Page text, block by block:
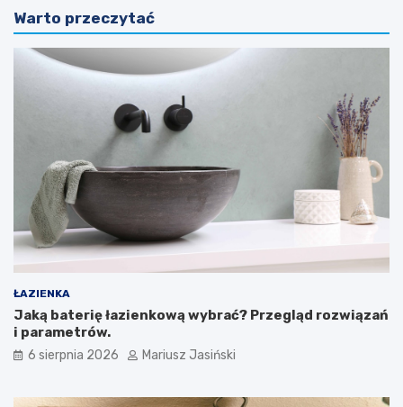
Warto przeczytać
ŁAZIENKA
Jaką baterię łazienkową wybrać? Przegląd rozwiązań
i parametrów.
6 sierpnia 2026 Mariusz Jasiński